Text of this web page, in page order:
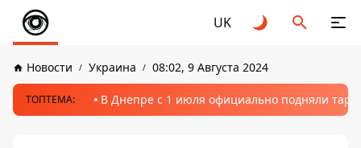
UK
Новости Украина 08:02, 9 Августа 2024
ТОПТЕМА: В Днепре с 1 июля официально подняли